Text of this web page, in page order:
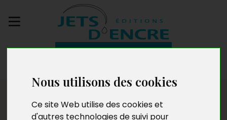
Nous utilisons des cookies
Ce site Web utilise des cookies et
d'autres technologies de suivi pour
Dédicaces